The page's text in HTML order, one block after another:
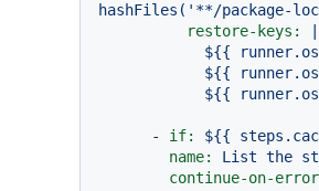
hashFiles('**/package-
restore-keys:
- if: ${{
name:
List the
continue-on-